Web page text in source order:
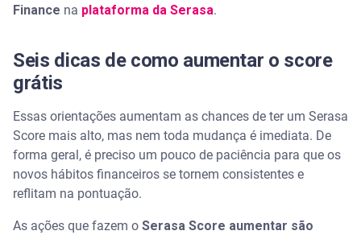
Finance na plataforma da Serasa.
Seis dicas de como aumentar o score
grátis
Essas orientações aumentam as chances de ter um Serasa
Score mais alto, mas nem toda mudança é imediata. De
forma geral, é preciso um pouco de paciência para que os
novos hábitos financeiros se tornem consistentes e
reflitam na pontuação.
As ações que fazem o Serasa Score aumentar são